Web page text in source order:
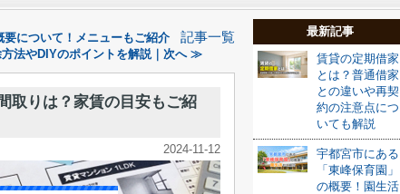
について！メニューもご紹介 記事一覧
法やDIYのポイントを解説｜次へ ≫
取りは？家賃の目安もご紹
2024-11-12
最新記事
賃貸の定期借家
とは？普通借家
との違いや再契
約の注意点につ
いても解説
宇都宮市にある
「東峰保育園」
の概要！園生活